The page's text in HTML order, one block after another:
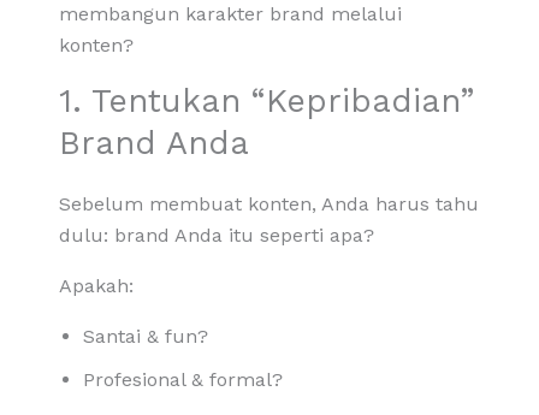
membangun karakter brand melalui
konten?
1. Tentukan “Kepribadian”
Brand Anda
Sebelum membuat konten, Anda harus tahu
dulu: brand Anda itu seperti apa?
Apakah:
Santai & fun?
Profesional & formal?